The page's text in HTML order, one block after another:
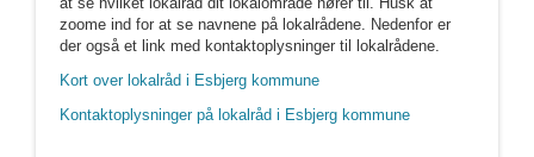
zoome ind for at se navnene på lokalrådene. Nedenfor er
der også et link med kontaktoplysninger til lokalrådene.
Kort over lokalråd i Esbjerg kommune
Kontaktoplysninger på lokalråd i Esbjerg kommune